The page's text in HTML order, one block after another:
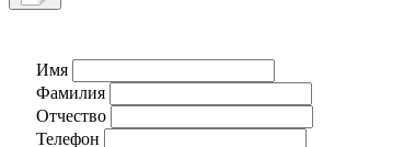
Имя
Фамилия
Отчество
Телефон